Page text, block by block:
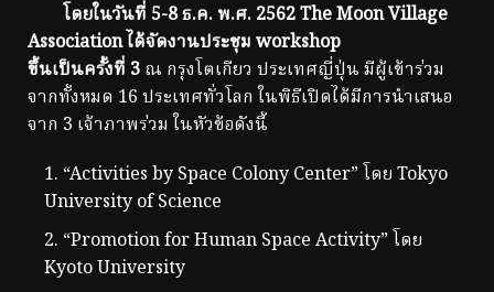
โดยในวันที่ 5-8 ธ.ค. พ.ศ. 2562 The Moon Village
Association ได้จัดงานประชุม workshop
ขึ้นเป็นครั้งที่ 3ณ กรุงโตเกียว ประเทศญี่ปุ่น มีผู้เข้าร่วม
จากทั้งหมด 16 ประเทศทั่วโลก ในพิธีเปิดได้มีการนำเสนอ
จาก 3 เจ้าภาพร่วม ในหัวข้อดังนี้
“Activities by Space Colony Center” โดย Tokyo
University of Science
“Promotion for Human Space Activity” โดย
Kyoto University